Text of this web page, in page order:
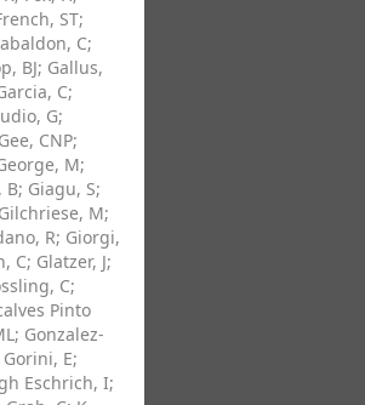
ST;
C;
BJ; Gallus,
C;
G;
Gee, CNP;
M;
B; Giagu, S;
Gilchriese, M;
R; Giorgi,
C; Glatzer, J;
C;
Pinto
; Gonzalez-
Gorini, E;
Eschrich, I;